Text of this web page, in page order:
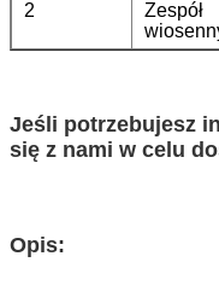
2
Zespół
Jeśli potrzebujesz
się z nami w celu
Opis: